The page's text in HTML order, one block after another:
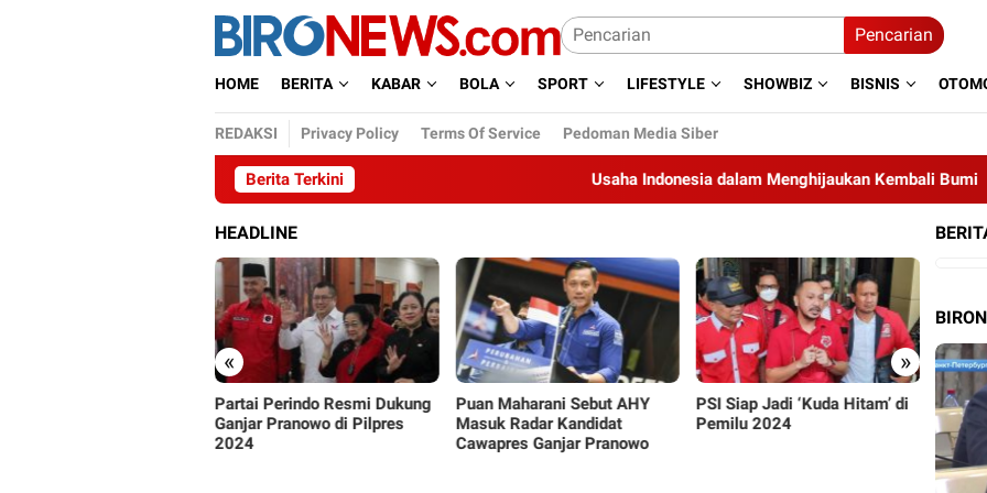
Pencarian
HOME BERITA KABAR BOLA SPORT LIFESTYLE SHOWBIZ BISNIS
REDAKSI Privacy Policy Terms Of Service Pedoman Media Siber
Berita Terkini Usaha Indonesia dalam Menghijaukan Kembali Bumi
HEADLINE
« »
Puan Maharani Sebut AHY
Masuk Radar Kandidat
Cawapres Ganjar Pranowo
PSI Siap Jadi ‘Kuda Hitam’ di
Pemilu 2024
Gegara Nyaleg di Dua Partai,
Aldi Taher Trending di Twitter
PPP
Baik-
Ganjar